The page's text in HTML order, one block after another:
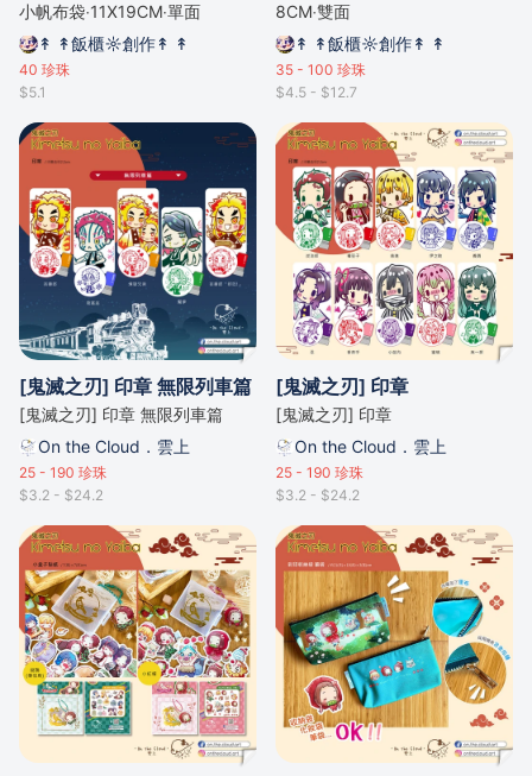
小帆布袋‧11X19CM‧單面
↟ ↟飯櫃☼創作↟ ↟
40 珍珠
$5.1
8CM‧雙面
↟ ↟飯櫃☼創作↟ ↟
35 - 100 珍珠
$4.5 - $12.7
[鬼滅之刃] 印章 無限列車篇
[鬼滅之刃] 印章 無限列車篇
On the Cloud．雲上
25 - 190 珍珠
$3.2 - $24.2
[鬼滅之刃] 印章
[鬼滅之刃] 印章
On the Cloud．雲上
25 - 190 珍珠
$3.2 - $24.2